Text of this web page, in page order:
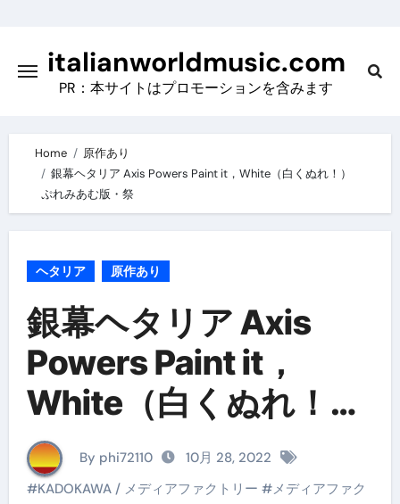
contentitalianworldmusic.com
PR：本サイトはプロモーションを含みます
Home
原作あり
銀幕ヘタリア Axis Powers Paint it，White（白くぬれ！）
ぷれみあむ版・祭
ヘタリア 原作あり
銀幕ヘタリア Axis
Powers Paint it，
White（白くぬれ！）
ぷれみあむ版・祭
By phi72110
10月 28, 2022
#KADOKAWA / メディアファクトリー #メディアファク